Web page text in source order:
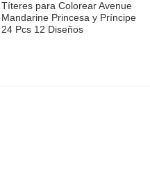
Títeres para Colorear Avenue
Mandarine Princesa y Príncipe
24 Pcs 12 Diseños